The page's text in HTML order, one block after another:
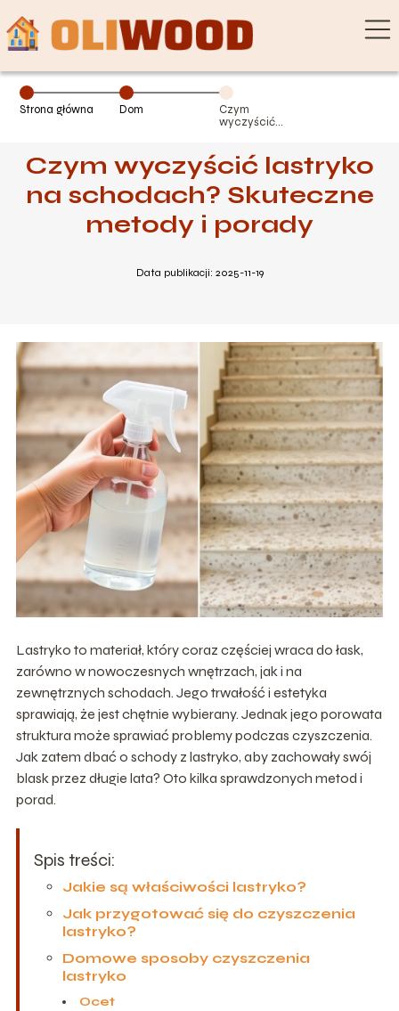
Strona główna Dom
Czym
wyczyścić
Skuteczne
metody i porady
Czym wyczyścić lastryko
na schodach? Skuteczne
metody i porady
Data publikacji: 2025-11-19
Lastryko to materiał, który coraz częściej wraca do łask,
zarówno w nowoczesnych wnętrzach, jak i na
zewnętrznych schodach. Jego trwałość i estetyka
sprawiają, że jest chętnie wybierany. Jednak jego porowata
struktura może sprawiać problemy podczas czyszczenia.
Jak zatem dbać o schody z lastryko, aby zachowały swój
blask przez długie lata? Oto kilka sprawdzonych metod i
porad.
Spis treści:
Jakie są właściwości lastryko?
Jak przygotować się do czyszczenia
lastryko?
Domowe sposoby czyszczenia
lastryko
Ocet